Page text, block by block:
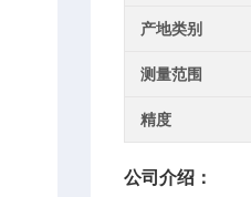
产地类别
测量范围
精度
公司介绍：